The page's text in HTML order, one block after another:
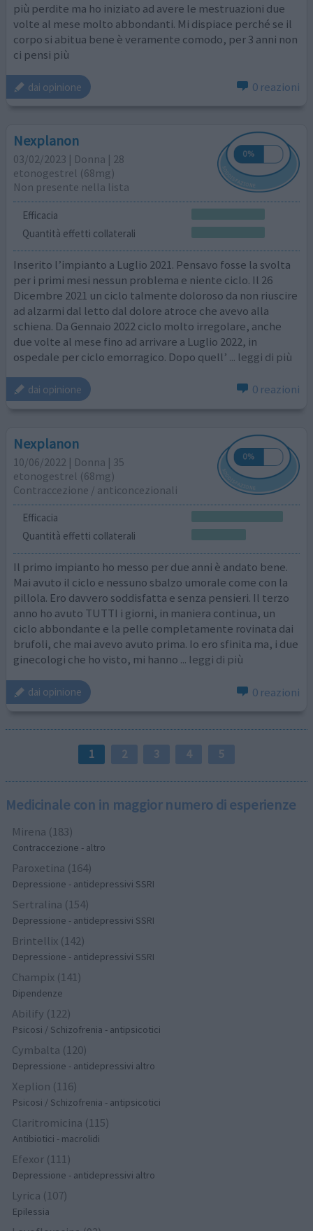
più perdite ma ho iniziato ad avere le mestruazioni due
volte al mese molto abbondanti. Mi dispiace perché se il
corpo si abitua bene è veramente comodo, per 3 anni non
ci pensi più
dai opinione 0 reazioni
Nexplanon
03/02/2023 | Donna | 28
etonogestrel (68mg)
Non presente nella lista
Efficacia
Quantità effetti collaterali
Inserito l’impianto a Luglio 2021. Pensavo fosse la svolta
per i primi mesi nessun problema e niente ciclo. Il 26
Dicembre 2021 un ciclo talmente doloroso da non riuscire
ad alzarmi dal letto dal dolore atroce che avevo alla
schiena. Da Gennaio 2022 ciclo molto irregolare, anche
due volte al mese fino ad arrivare a Luglio 2022, in
ospedale per ciclo emorragico. Dopo quell’ ... leggi di più
dai opinione 0 reazioni
Nexplanon
10/06/2022 | Donna | 35
etonogestrel (68mg)
Contraccezione / anticoncezionali
Efficacia
Quantità effetti collaterali
Il primo impianto ho messo per due anni è andato bene.
Mai avuto il ciclo e nessuno sbalzo umorale come con la
pillola. Ero davvero soddisfatta e senza pensieri. Il terzo
anno ho avuto TUTTI i giorni, in maniera continua, un
ciclo abbondante e la pelle completamente rovinata dai
brufoli, che mai avevo avuto prima. Io ero sfinita ma, i due
ginecologi che ho visto, mi hanno ... leggi di più
dai opinione 0 reazioni
1 2 3 4 5
Medicinale con in maggior numero di esperienze
Mirena (183)
Contraccezione - altro
Paroxetina (164)
Depressione - antidepressivi SSRI
Sertralina (154)
Depressione - antidepressivi SSRI
Brintellix (142)
Depressione - antidepressivi SSRI
Champix (141)
Dipendenze
Abilify (122)
Psicosi / Schizofrenia - antipsicotici
Cymbalta (120)
Depressione - antidepressivi altro
Xeplion (116)
Psicosi / Schizofrenia - antipsicotici
Claritromicina (115)
Antibiotici - macrolidi
Efexor (111)
Depressione - antidepressivi altro
Lyrica (107)
Epilessia